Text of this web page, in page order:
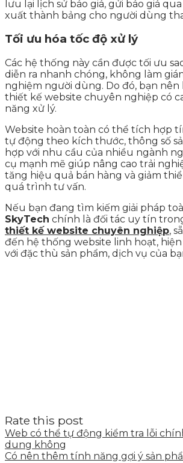
lưu lại lịch sử báo giá, gửi báo giá
xuất thành bảng cho người dùng
Tối ưu hóa tốc độ xử lý
Các hệ thống này cần được tối ưu
diễn ra nhanh chóng, không làm
nghiệm người dùng. Do đó, bạn nên
thiết kế website chuyên nghiệp có
năng xử lý.
Website hoàn toàn có thể tích hợp
tự động theo kích thước, thông số
hợp với nhu cầu của nhiều ngành
cụ mạnh mẽ giúp nâng cao trải
tăng hiệu quả bán hàng và giảm
quá trình tư vấn.
Nếu bạn đang tìm kiếm giải pháp
SkyTech chính là đối tác uy tín
thiết kế website chuyên nghiệp,
đến hệ thống website linh hoạt,
với đặc thù sản phẩm, dịch vụ của
Rate this post
Web có thể tự động kiểm tra lỗi
dung không
Có nên thêm tính năng gợi ý sản